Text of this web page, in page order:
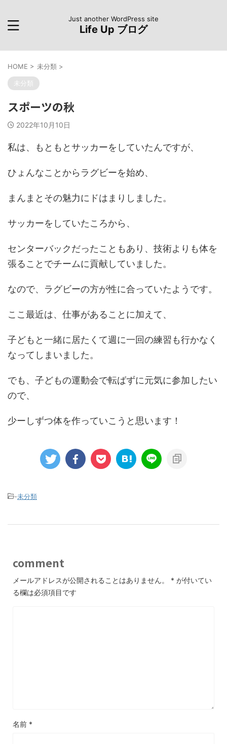
Just another WordPress site
Life Up ブログ
HOME > 未分類 >
未分類
スポーツの秋
2022年10月10日
私は、もともとサッカーをしていたんですが、
ひょんなことからラグビーを始め、
まんまとその魅力にドはまりしました。
サッカーをしていたころから、
センターバックだったこともあり、技術よりも体を
張ることでチームに貢献していました。
なので、ラグビーの方が性に合っていたようです。
ここ最近は、仕事があることに加えて、
子どもと一緒に居たくて週に一回の練習も行かなく
なってしまいました。
でも、子どもの運動会で転ばずに元気に参加したい
ので、
少ーしずつ体を作っていこうと思います！
-未分類
comment
メールアドレスが公開されることはありません。 * が付いてい
る欄は必須項目です
名前 *